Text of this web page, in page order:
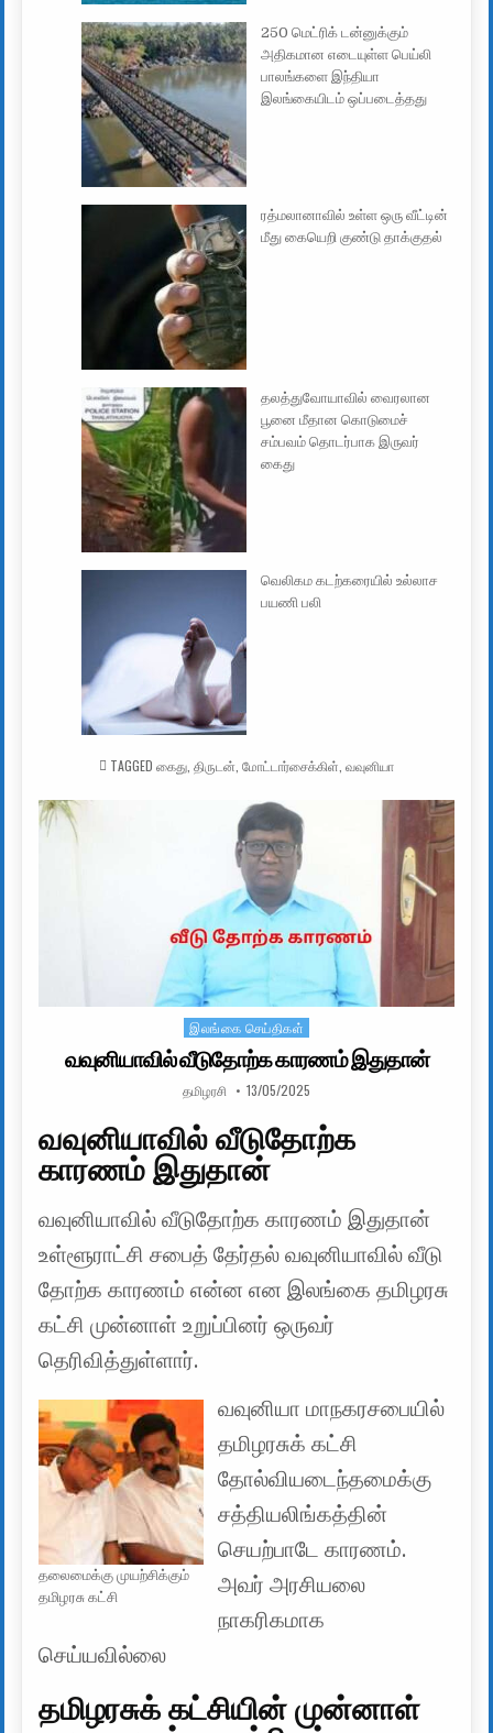
250 மெட்ரிக் டன்னுக்கும்
அதிகமான எடையுள்ள பெய்லி
பாலங்களை இந்தியா
இலங்கையிடம் ஒப்படைத்தது
ரத்மலானாவில் உள்ள ஒரு வீட்டின்
மீது கையெறி குண்டு தாக்குதல்
தலத்துவோயாவில் வைரலான
பூனை மீதான கொடுமைச்
சம்பவம் தொடர்பாக இருவர்
கைது
வெலிகம கடற்கரையில் உல்லாச
பயணி பலி
TAGGED கைது திருடன் மோட்டார்சைக்கிள் வவுனியா
Posted in
இலங்கை செய்திகள்
வவுனியாவில் வீடுதோற்க காரணம் இதுதான்
AUTHOR:
தமிழரசி PUBLISHED DATE:
13/05/2025
வவுனியாவில் வீடுதோற்க
காரணம் இதுதான்
வவுனியாவில் வீடுதோற்க காரணம் இதுதான்
உள்ளூராட்சி சபைத் தேர்தல் வவுனியாவில் வீடு
தோற்க காரணம் என்ன என இலங்கை தமிழரசு
கட்சி முன்னாள் உறுப்பினர் ஒருவர்
தெரிவித்துள்ளார்.
தலைமைக்கு முயற்சிக்கும்
தமிழரசு கட்சி
வவுனியா மாநகரசபையில்
தமிழரசுக் கட்சி
தோல்வியடைந்தமைக்கு
சத்தியலிங்கத்தின்
செயற்பாடே காரணம்.
அவர் அரசியலை
நாகரிகமாக
செய்யவில்லை
தமிழரசுக் கட்சியின் முன்னாள்